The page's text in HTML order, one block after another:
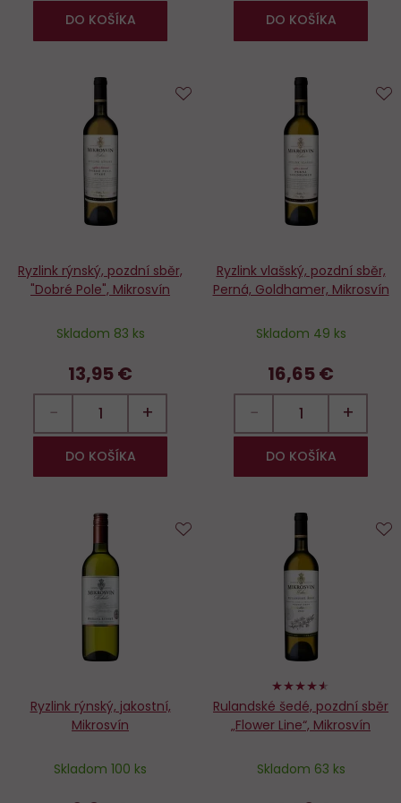
DO KOŠÍKA DO KOŠÍKA
Ryzlink rýnský, pozdní sběr,
"Dobré Pole", Mikrosvín
Skladom 83 ks
13,95 €
− +
DO KOŠÍKA
Ryzlink vlašský, pozdní sběr,
Perná, Goldhamer, Mikrosvín
Skladom 49 ks
16,65 €
− +
DO KOŠÍKA
Ryzlink rýnský, jakostní,
Mikrosvín
Skladom 100 ks
90%
Rulandské šedé, pozdní sběr
„Flower Line“, Mikrosvín
Skladom 63 ks